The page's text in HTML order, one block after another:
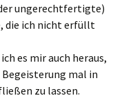
ungerechtfertigte)
die ich nicht erfüllt
es mir auch heraus,
mal in
zu lassen.